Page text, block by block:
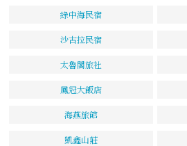
綠中海民宿
沙古拉民宿
太魯閣旅社
鳳冠大飯店
海燕旅館
凱鑫山莊